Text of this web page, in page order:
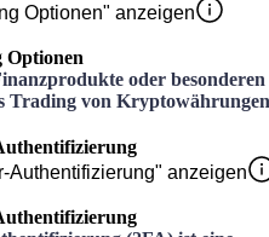
Optionen" anzeigen
Optionen
oder besonderen
Trading von
Authentifizierung" anzeigen